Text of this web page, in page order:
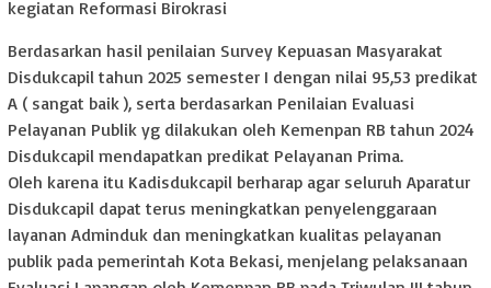
kegiatan Reformasi Birokrasi
Berdasarkan hasil penilaian Survey Kepuasan Masyarakat
Disdukcapil tahun 2025 semester I dengan nilai 95,53 predikat
A ( sangat baik ), serta berdasarkan Penilaian Evaluasi
Pelayanan Publik yg dilakukan oleh Kemenpan RB tahun 2024
Disdukcapil mendapatkan predikat Pelayanan Prima.
Oleh karena itu Kadisdukcapil berharap agar seluruh Aparatur
Disdukcapil dapat terus meningkatkan penyelenggaraan
layanan Adminduk dan meningkatkan kualitas pelayanan
publik pada pemerintah Kota Bekasi, menjelang pelaksanaan